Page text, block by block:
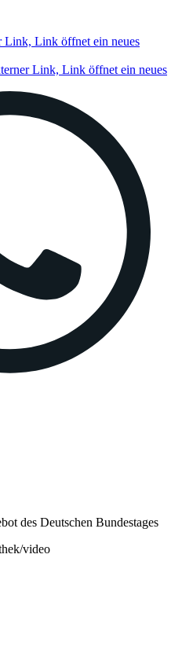
Link, Link öffnet ein neues
Link, Link öffnet ein neues
des Deutschen Bundestages
video